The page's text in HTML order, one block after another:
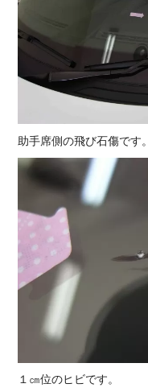
助手席側の飛び石傷です。
１㎝位のヒビです。